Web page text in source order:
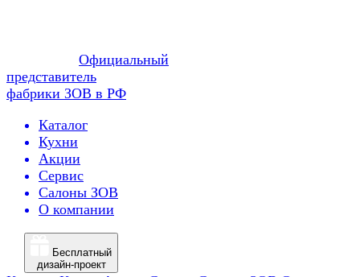
Официальный
представитель
фабрики ЗОВ в РФ
Каталог
Кухни
Акции
Сервис
Салоны ЗОВ
О компании
Бесплатный
дизайн-проект